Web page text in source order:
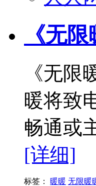
《无
《无限
暖将致
畅通或
[详细]
标签： 暖暖 无限暖